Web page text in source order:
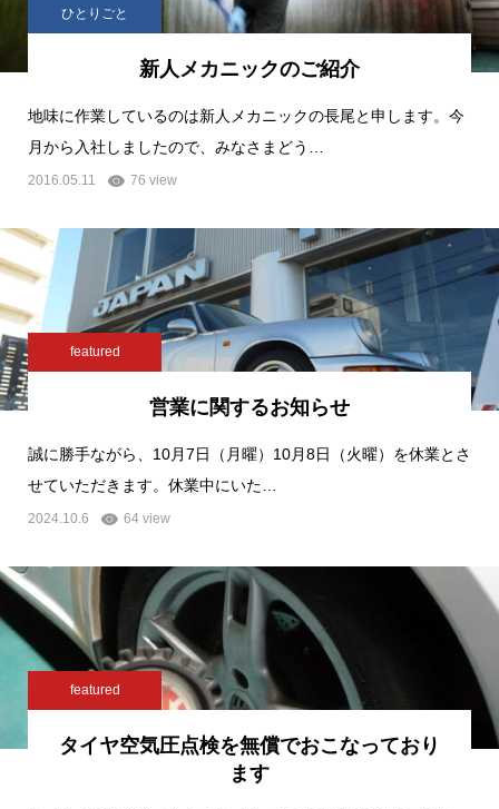
ひとりごと
新人メカニックのご紹介
地味に作業しているのは新人メカニックの長尾と申します。今
月から入社しましたので、みなさまどう…
2016.05.11 76 view
featured
営業に関するお知らせ
誠に勝手ながら、10月7日（月曜）10月8日（火曜）を休業とさ
せていただきます。休業中にいた…
2024.10.6 64 view
featured
タイヤ空気圧点検を無償でおこなっており
ます